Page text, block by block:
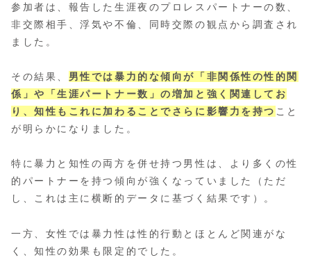
参加者は、報告した生涯夜のプロレスパートナーの数、
非交際相手、浮気や不倫、同時交際の観点から調査され
ました。
その結果、 男性では暴力的な傾向が「非関係性の性的関
係」や「生涯パートナー数」の増加と強く関連してお
り、知性もこれに加わることでさらに影響力を持つ こと
が明らかになりました。
特に暴力と知性の両方を併せ持つ男性は、より多くの性
的パートナーを持つ傾向が強くなっていました（ただ
し、これは主に横断的データに基づく結果です）。
一方、女性では暴力性は性的行動とほとんど関連がな
く、知性の効果も限定的でした。